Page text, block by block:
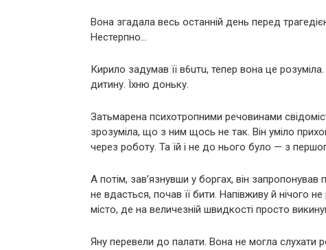
Вона згадала весь останній день перед
Нестерпно…
Кирило задумав її в6uтu, тепер вона це
дитину. Їхню доньку.
Затьмарена психотропними речовинами
зрозуміла, що з ним щось не так. Він уміло
через роботу. Та їй і не до нього було — з
А потім, зав’язнувши у боргах, він
не вдасться, почав її бити. Напівживу й нічого
місто, де на величезній швидкості просто
Яну перевели до палати. Вона не могла